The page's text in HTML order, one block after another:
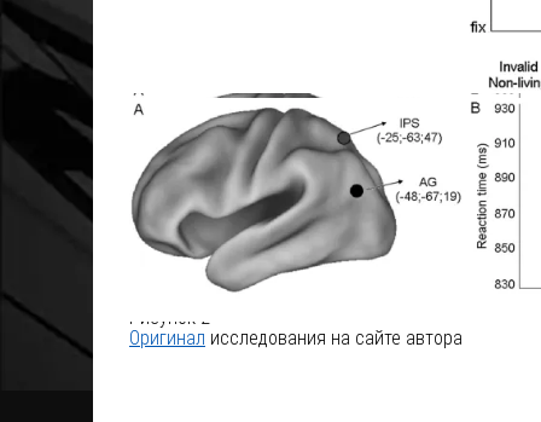
Рисунок 2
Оригинал исследования на сайте автора